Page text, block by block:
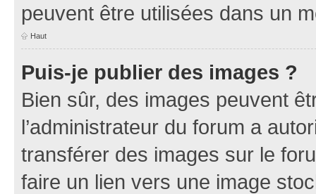
peuvent être utilisées dans un
Haut
Puis-je publier des images ?
Bien sûr, des images peuvent
l’administrateur du forum a
transférer des images sur le
faire un lien vers une image